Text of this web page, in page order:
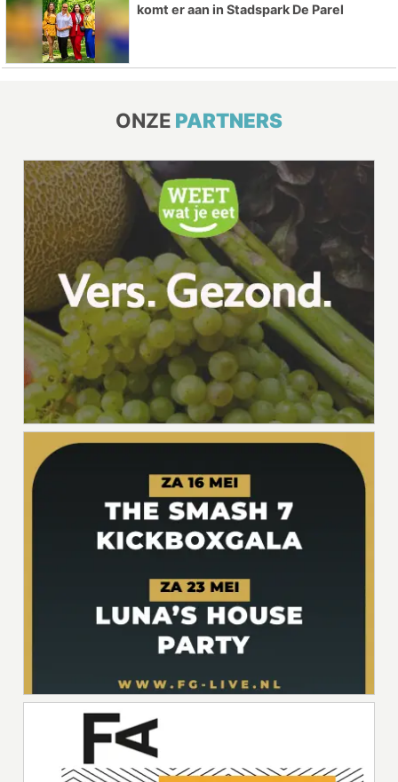
komt er aan in Stadspark De Parel
ONZE PARTNERS